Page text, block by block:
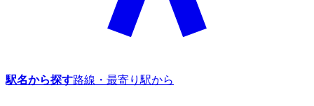
駅名から探す路線・最寄り駅から